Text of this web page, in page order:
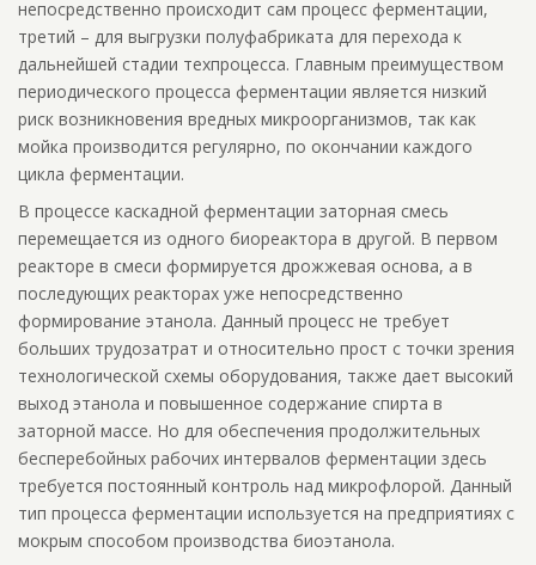
непосредственно происходит сам процесс ферментации,
третий – для выгрузки полуфабриката для перехода к
дальнейшей стадии техпроцесса. Главным преимуществом
периодического процесса ферментации является низкий
риск возникновения вредных микроорганизмов, так как
мойка производится регулярно, по окончании каждого
цикла ферментации.
В процессе каскадной ферментации заторная смесь
перемещается из одного биореактора в другой. В первом
реакторе в смеси формируется дрожжевая основа, а в
последующих реакторах уже непосредственно
формирование этанола. Данный процесс не требует
больших трудозатрат и относительно прост с точки зрения
технологической схемы оборудования, также дает высокий
выход этанола и повышенное содержание спирта в
заторной массе. Но для обеспечения продолжительных
бесперебойных рабочих интервалов ферментации здесь
требуется постоянный контроль над микрофлорой. Данный
тип процесса ферментации используется на предприятиях с
мокрым способом производства биоэтанола.